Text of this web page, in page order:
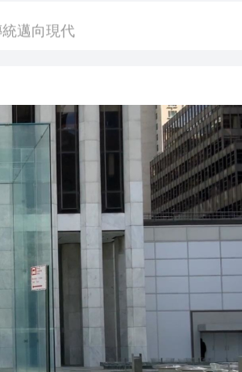
邁向現代
936億
新篇章
山豈能妄想輕判
邁向現代